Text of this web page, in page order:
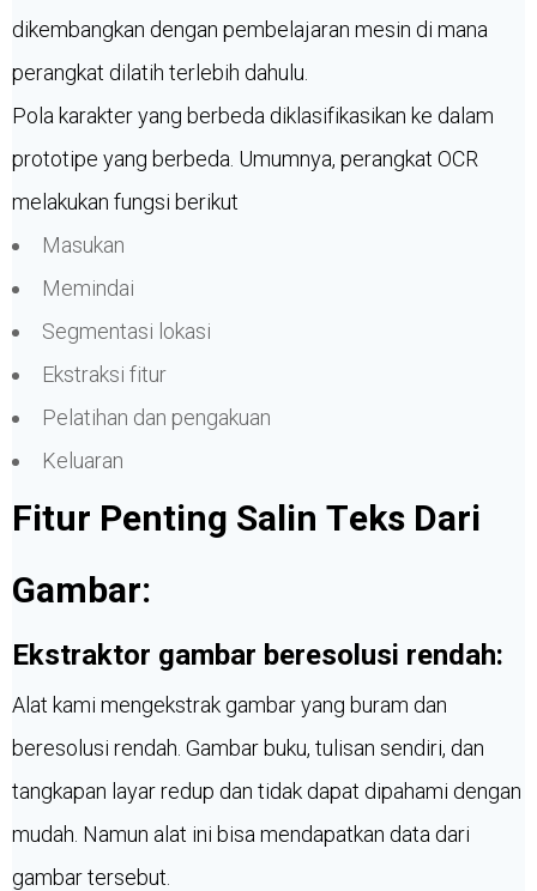
dikembangkan dengan pembelajaran mesin di mana
perangkat dilatih terlebih dahulu.
Pola karakter yang berbeda diklasifikasikan ke dalam
prototipe yang berbeda. Umumnya, perangkat OCR
melakukan fungsi berikut
Masukan
Memindai
Segmentasi lokasi
Ekstraksi fitur
Pelatihan dan pengakuan
Keluaran
Fitur Penting Salin Teks Dari
Gambar:
Ekstraktor gambar beresolusi rendah:
Alat kami mengekstrak gambar yang buram dan
beresolusi rendah. Gambar buku, tulisan sendiri, dan
tangkapan layar redup dan tidak dapat dipahami dengan
mudah. Namun alat ini bisa mendapatkan data dari
gambar tersebut.